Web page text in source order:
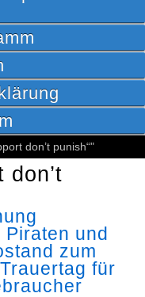
don’t punish“"
don’t
und
zum
für